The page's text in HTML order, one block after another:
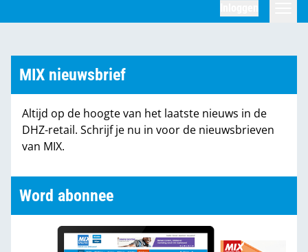
DHZ Sessie
Marktcijfers
Partners
MIX nieuwsbrief
Altijd op de hoogte van het laatste nieuws in de
DHZ-retail. Schrijf je nu in voor de nieuwsbrieven
van MIX.
Word abonnee